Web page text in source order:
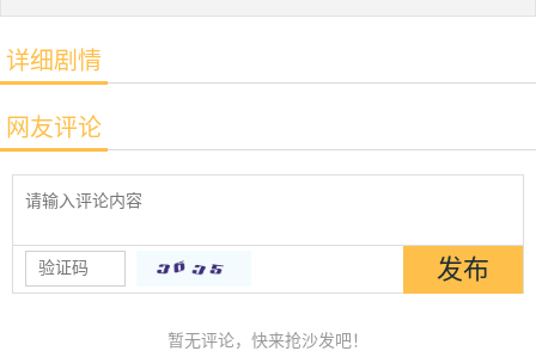
详细剧情
网友评论
暂无评论，快来抢沙发吧！